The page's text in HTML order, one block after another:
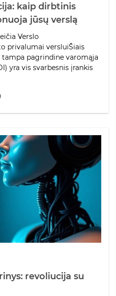
kaip dirbtinis
jūsų verslą
Verslo
privalumai versluiŠiais
tampa pagrindine varomąja
yra vis svarbesnis įrankis
revoliucija su